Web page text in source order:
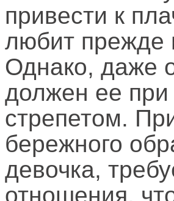
привести к
любит прежде
Однако, даже
должен ее при
стрепетом.
бережного
девочка,
отношения,